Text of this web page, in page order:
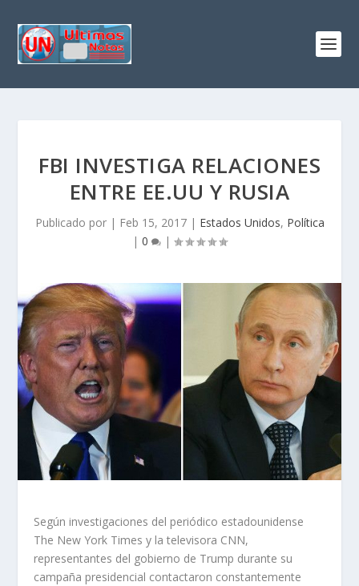
FBI INVESTIGA RELACIONES
ENTRE EE.UU Y RUSIA
Publicado por | Feb 15, 2017| Estados Unidos, Política
| 0 |
Según investigaciones del periódico estadounidense
The New York Times y la televisora CNN,
representantes del gobierno de Trump durante su
campaña presidencial contactaron constantemente